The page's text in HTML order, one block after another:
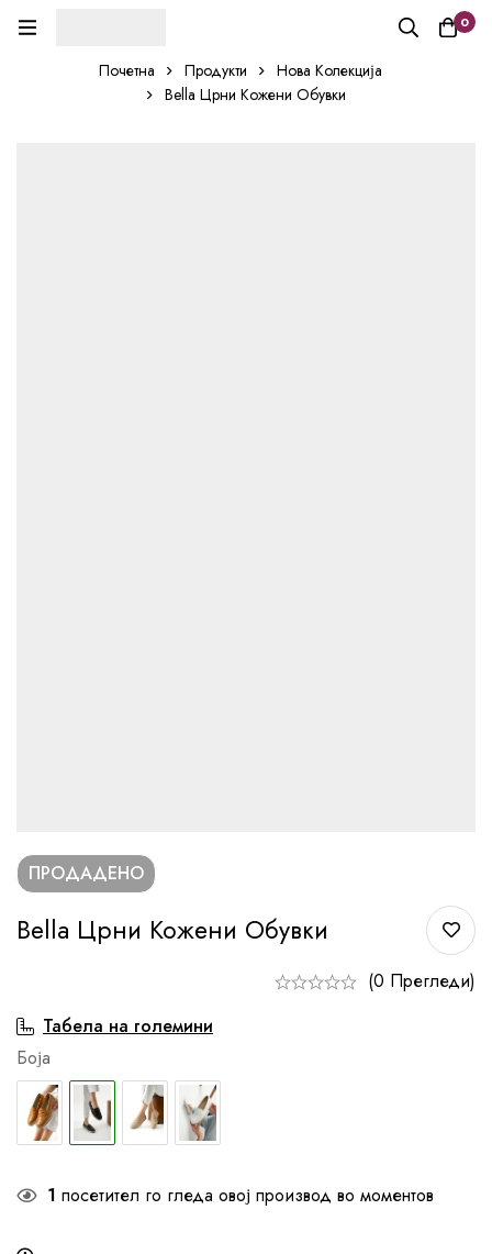
0
Почетна Продукти
Нова Колекција
Bella Црни Кожени Обувки
ПРОДАДЕНО
Bella Црни Кожени Обувки
(0 Прегледи)
Табела на големини
Боја
1 посетител го гледа овој производ во моментов